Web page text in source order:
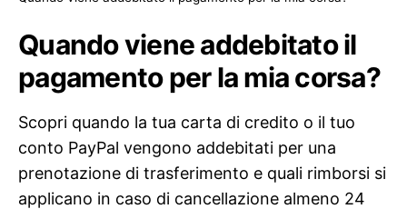
Quando viene addebitato il
pagamento per la mia corsa?
Scopri quando la tua carta di credito o il tuo
conto PayPal vengono addebitati per una
prenotazione di trasferimento e quali rimborsi si
applicano in caso di cancellazione almeno 24